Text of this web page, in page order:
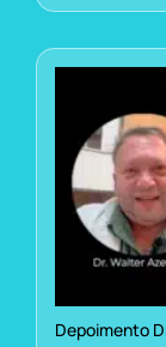
Depoimento